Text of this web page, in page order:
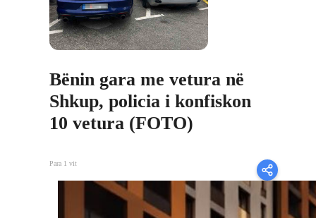
Bënin gara me vetura në
Shkup, policia i konfiskon
10 vetura (FOTO)
Para 1 vit